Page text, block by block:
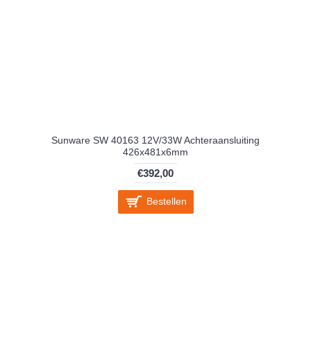
Sunware SW 40163 12V/33W Achteraansluiting
426x481x6mm
€392,00
Bestellen